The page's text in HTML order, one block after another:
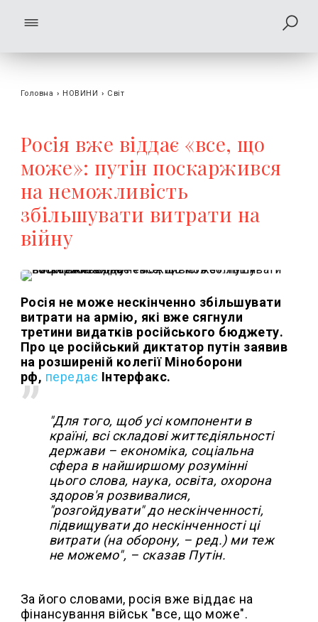
Головна › НОВИНИ › Світ
Росія вже віддає «все, що
може»: путін поскаржився
на неможливість
збільшувати витрати на
війну
Росія не може нескінченно збільшувати
витрати на армію, які вже сягнули
третини видатків російського бюджету.
Про це російський диктатор путін заявив
на розширеній колегії Міноборони
рф, передає Інтерфакс.
"Для того, щоб усі компоненти в
країні, всі складові життєдіяльності
держави – економіка, соціальна
сфера в найширшому розумінні
цього слова, наука, освіта, охорона
здоров'я розвивалися,
"розгойдувати" до нескінченності,
підвищувати до нескінченності ці
витрати (на оборону, – ред.) ми теж
не можемо", – сказав Путін.
За його словами, росія вже віддає на
фінансування військ "все, що може".